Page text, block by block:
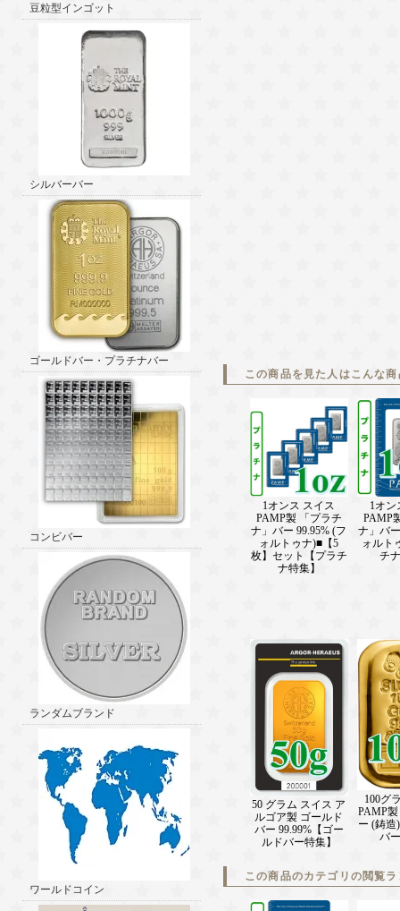
豆粒型インゴット
シルバーバー
ゴールドバー・プラチナバー
コンビバー
ランダムブランド
ワールドコイン
この商品を見た人はこんな
1オンス スイス
PAMP製 「プラチ
ナ」バー 99.95% (フ
ォルトゥナ)■【5
枚】セット【プラチ
ナ特集】
1オン
PAMP
ナ」バ
ォルト
チ
50 グラム スイス ア
ルゴア製 ゴールド
バー 99.99%【ゴー
ルドバー特集】
100グ
PAMP
ー (鋳造
バ
この商品のカテゴリの閲覧